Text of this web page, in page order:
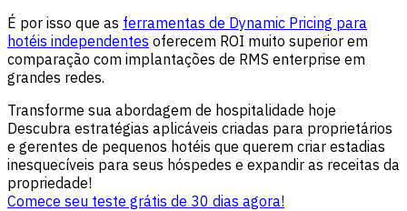
É por isso que as ferramentas de Dynamic Pricing para
hotéis independentes oferecem ROI muito superior em
comparação com implantações de RMS enterprise em
grandes redes.
Transforme sua abordagem de hospitalidade hoje
Descubra estratégias aplicáveis criadas para proprietários
e gerentes de pequenos hotéis que querem criar estadias
inesquecíveis para seus hóspedes e expandir as receitas da
propriedade!
Comece seu teste grátis de 30 dias agora!